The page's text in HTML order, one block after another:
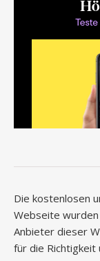
Die kostenlosen
Webseite
Anbieter dieser
für die Richtigkeit